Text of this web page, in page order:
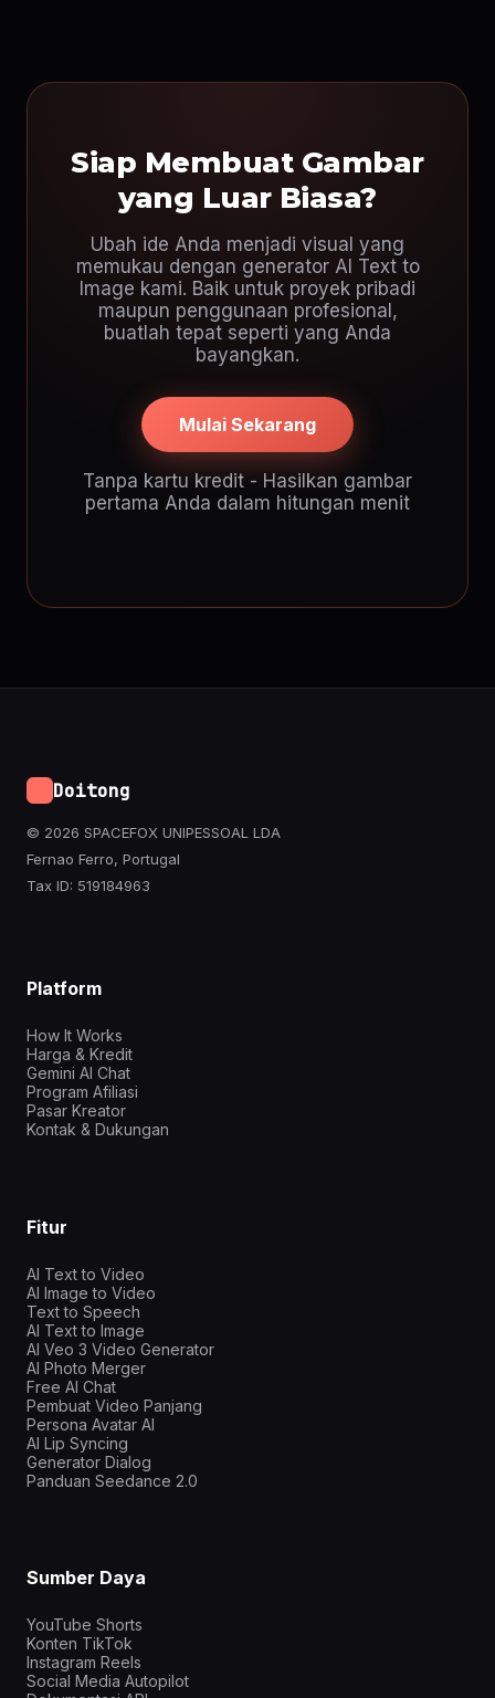
Siap Membuat Gambar
yang Luar Biasa?
Ubah ide Anda menjadi visual yang
memukau dengan generator AI Text to
Image kami. Baik untuk proyek pribadi
maupun penggunaan profesional,
buatlah tepat seperti yang Anda
bayangkan.
Mulai Sekarang
Tanpa kartu kredit - Hasilkan gambar
pertama Anda dalam hitungan menit
Doitong
© 2026 SPACEFOX UNIPESSOAL LDA
Fernao Ferro, Portugal
Tax ID: 519184963
Platform
How It Works
Harga & Kredit
Gemini AI Chat
Program Afiliasi
Pasar Kreator
Kontak & Dukungan
Fitur
AI Text to Video
AI Image to Video
Text to Speech
AI Text to Image
AI Veo 3 Video Generator
AI Photo Merger
Free AI Chat
Pembuat Video Panjang
Persona Avatar AI
AI Lip Syncing
Generator Dialog
Panduan Seedance 2.0
Sumber Daya
YouTube Shorts
Konten TikTok
Instagram Reels
Social Media Autopilot